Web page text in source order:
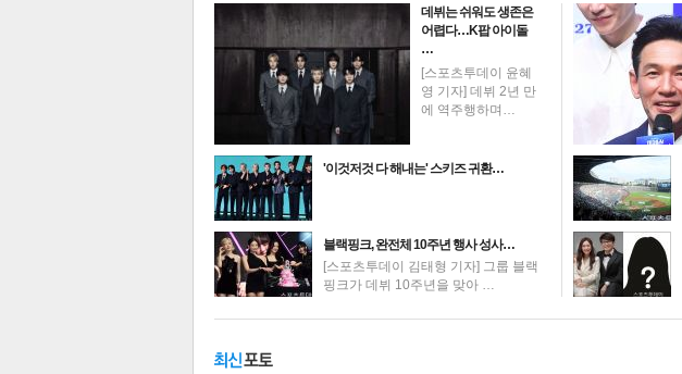
공유 유 로그
최신뉴스
데뷔는 쉬워도 생존은
어렵다…K팝 아이돌
…
[스포츠투데이 윤혜
영 기자] 데뷔 2년 만
에 역주행하며…
'이것저것 다 해내는' 스키즈 귀환…
블랙핑크, 완전체 10주년 행사 성사…
[스포츠투데이 김태형 기자] 그룹 블랙
핑크가 데뷔 10주년을 맞아 …